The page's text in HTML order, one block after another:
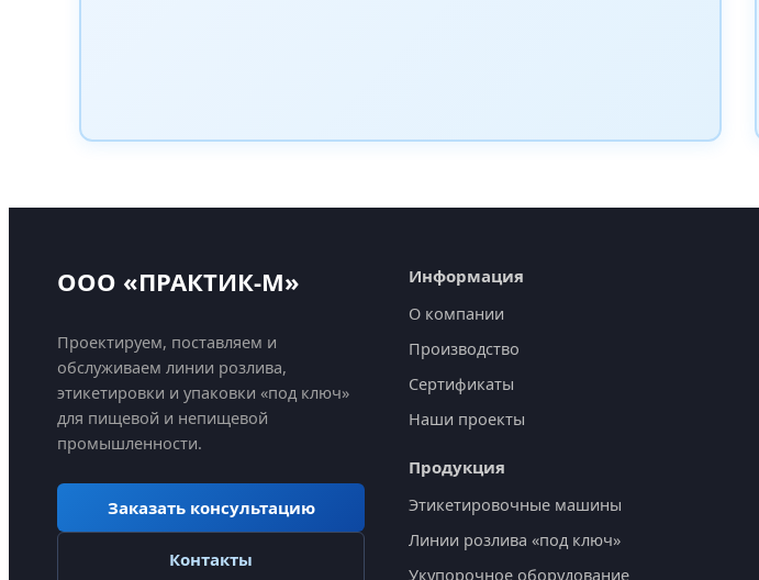
ООО «ПРАКТИК-М»
Проектируем, поставляем и
обслуживаем линии розлива,
этикетировки и упаковки «под ключ»
для пищевой и непищевой
промышленности.
Заказать консультацию
Контакты
Информация
О компании
Производство
Сертификаты
Наши проекты
Продукция
Этикетировочные машины
Линии розлива «под ключ»
Укупорочное оборудование